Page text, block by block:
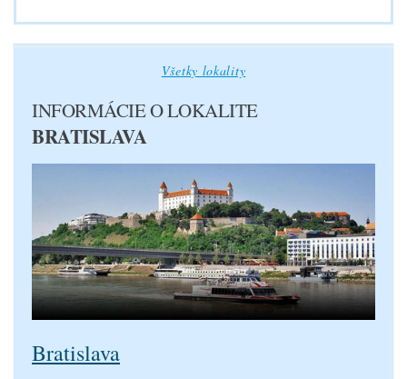
Všetky lokality
INFORMÁCIE O LOKALITE
BRATISLAVA
Bratislava